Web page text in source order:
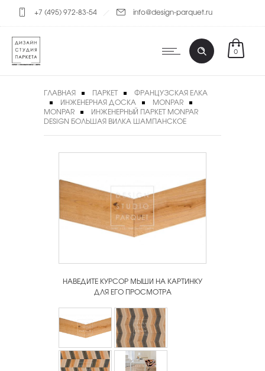
+7 (495) 972-83-54 info@design-parquet.ru
0
ГЛАВНАЯ ПАРКЕТ
ФРАНЦУЗСКАЯ ЕЛКА
ИНЖЕНЕРНАЯ ДОСКА
MONPAR
MONPAR
ИНЖЕНЕРНЫЙ ПАРКЕТ MONPAR
DESIGN БОЛЬШАЯ ВИЛКА ШАМПАНСКОЕ
НАВЕДИТЕ КУРСОР МЫШИ НА КАРТИНКУ
ДЛЯ ЕГО ПРОСМОТРА